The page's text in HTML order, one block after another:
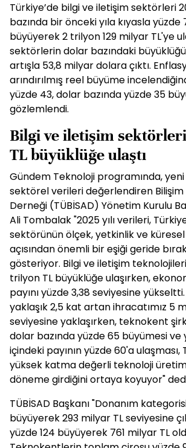
Türkiye’de bilgi ve iletişim sektörleri
bazında bir önceki yıla kıyasla yüzde
büyüyerek 2 trilyon 129 milyar TL'ye
sektörlerin dolar bazındaki
artışla 53,8 milyar dolara çıktı.
arındırılmış reel büyüme
yüzde 43, dolar bazında yüzde 35
gözlemlendi.
Bilgi ve iletişim
TL büyüklüğe ulaştı
Gündem Teknoloji programında, yeni
sektörel verileri değerlendiren Bilişim
Derneği (TÜBİSAD) Yönetim Kurulu
Ali Tombalak "2025 yılı verileri,
sektörünün ölçek, yetkinlik ve
açısından önemli bir eşiği geride
gösteriyor. Bilgi ve iletişim
trilyon TL büyüklüğe ulaşırken,
payını yüzde 3,38 seviyesine
yaklaşık 2,5 kat artan ihracatımız 5
seviyesine yaklaşırken, teknokent
dolar bazında yüzde 65 büyümesi ve
içindeki payının yüzde 60'a ulaşması,
yüksek katma değerli teknoloji
döneme girdiğini ortaya koyuyor"
TÜBİSAD Başkanı "Donanım
büyüyerek 293 milyar TL seviyesine
yüzde 124 büyüyerek 761 milyar TL